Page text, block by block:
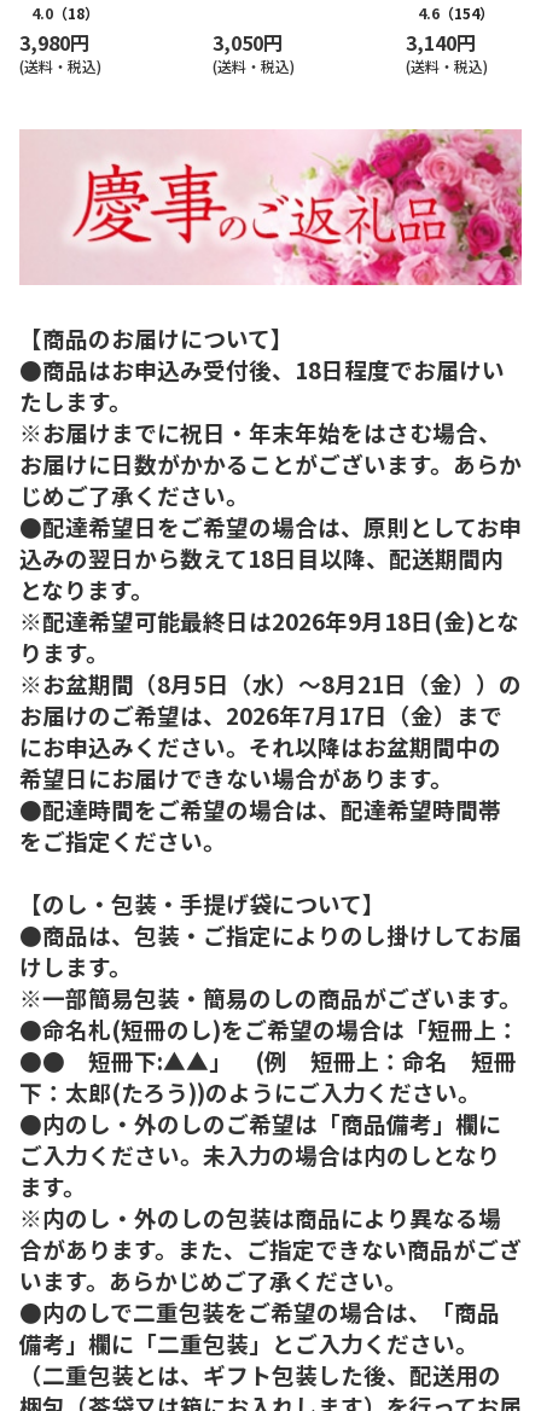
4.0 （18）
3,980円
(送料・税込)
3,050円
(送料・税込)
4.6 （154）
3,140円
(送料・税込)
【商品のお届けについて】
●商品はお申込み受付後、18日程度でお届けい
たします。
※お届けまでに祝日・年末年始をはさむ場合、
お届けに日数がかかることがございます。あらか
じめご了承ください。
●配達希望日をご希望の場合は、原則としてお申
込みの翌日から数えて18日目以降、配送期間内
となります。
※配達希望可能最終日は2026年9月18日(金)とな
ります。
※お盆期間（8月5日（水）～8月21日（金））の
お届けのご希望は、2026年7月17日（金）まで
にお申込みください。それ以降はお盆期間中の
希望日にお届けできない場合があります。
●配達時間をご希望の場合は、配達希望時間帯
をご指定ください。
【のし・包装・手提げ袋について】
●商品は、包装・ご指定によりのし掛けしてお届
けします。
※一部簡易包装・簡易のしの商品がございます。
●命名札(短冊のし)をご希望の場合は「短冊上：
●● 短冊下:▲▲」 (例 短冊上：命名 短冊
下：太郎(たろう))のようにご入力ください。
●内のし・外のしのご希望は「商品備考」欄に
ご入力ください。未入力の場合は内のしとなり
ます。
※内のし・外のしの包装は商品により異なる場
合があります。また、ご指定できない商品がござ
います。あらかじめご了承ください。
●内のしで二重包装をご希望の場合は、「商品
備考」欄に「二重包装」とご入力ください。
（二重包装とは、ギフト包装した後、配送用の